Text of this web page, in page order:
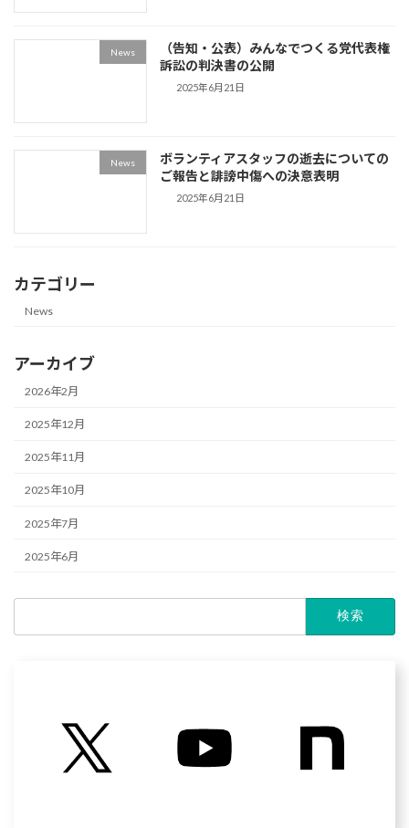
News
（告知・公表）みんなでつくる党代表権
訴訟の判決書の公開
2025年6月21日
News
ボランティアスタッフの逝去についての
ご報告と誹謗中傷への決意表明
2025年6月21日
カテゴリー
News
アーカイブ
2026年2月
2025年12月
2025年11月
2025年10月
2025年7月
2025年6月